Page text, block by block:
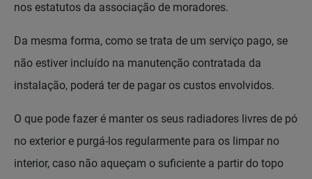
nos estatutos da associação de moradores.
Da mesma forma, como se trata de um serviço pago, se
não estiver incluído na manutenção contratada da
instalação, poderá ter de pagar os custos envolvidos.
O que pode fazer é manter os seus radiadores livres de pó
no exterior e purgá-los regularmente para os limpar no
interior, caso não aqueçam o suficiente a partir do topo